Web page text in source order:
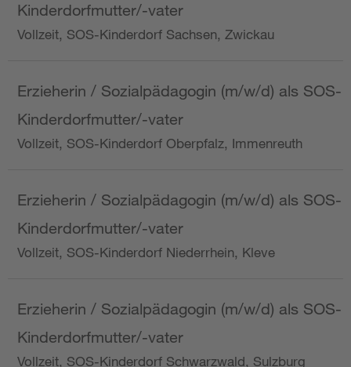
Kinderdorfmutter/-vater
Vollzeit, SOS-Kinderdorf Sachsen, Zwickau
Erzieherin / Sozialpädagogin (m/w/d) als SOS-
Kinderdorfmutter/-vater
Vollzeit, SOS-Kinderdorf Oberpfalz, Immenreuth
Erzieherin / Sozialpädagogin (m/w/d) als SOS-
Kinderdorfmutter/-vater
Vollzeit, SOS-Kinderdorf Niederrhein, Kleve
Erzieherin / Sozialpädagogin (m/w/d) als SOS-
Kinderdorfmutter/-vater
Vollzeit, SOS-Kinderdorf Schwarzwald, Sulzburg